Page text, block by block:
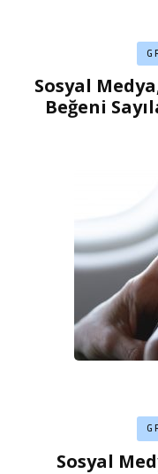
Sosyal
Beğeni
Sosyal